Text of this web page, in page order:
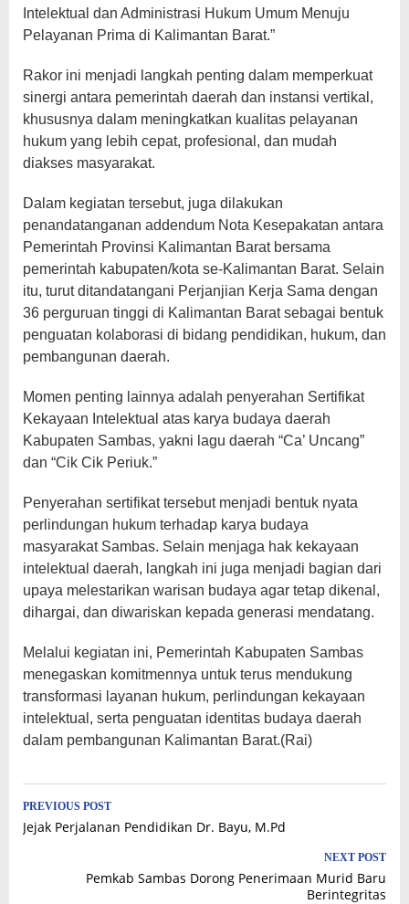
Intelektual dan Administrasi Hukum Umum Menuju
Pelayanan Prima di Kalimantan Barat.”
Rakor ini menjadi langkah penting dalam memperkuat
sinergi antara pemerintah daerah dan instansi vertikal,
khususnya dalam meningkatkan kualitas pelayanan
hukum yang lebih cepat, profesional, dan mudah
diakses masyarakat.
Dalam kegiatan tersebut, juga dilakukan
penandatanganan addendum Nota Kesepakatan antara
Pemerintah Provinsi Kalimantan Barat bersama
pemerintah kabupaten/kota se-Kalimantan Barat. Selain
itu, turut ditandatangani Perjanjian Kerja Sama dengan
36 perguruan tinggi di Kalimantan Barat sebagai bentuk
penguatan kolaborasi di bidang pendidikan, hukum, dan
pembangunan daerah.
Momen penting lainnya adalah penyerahan Sertifikat
Kekayaan Intelektual atas karya budaya daerah
Kabupaten Sambas, yakni lagu daerah “Ca’ Uncang”
dan “Cik Cik Periuk.”
Penyerahan sertifikat tersebut menjadi bentuk nyata
perlindungan hukum terhadap karya budaya
masyarakat Sambas. Selain menjaga hak kekayaan
intelektual daerah, langkah ini juga menjadi bagian dari
upaya melestarikan warisan budaya agar tetap dikenal,
dihargai, dan diwariskan kepada generasi mendatang.
Melalui kegiatan ini, Pemerintah Kabupaten Sambas
menegaskan komitmennya untuk terus mendukung
transformasi layanan hukum, perlindungan kekayaan
intelektual, serta penguatan identitas budaya daerah
dalam pembangunan Kalimantan Barat.(Rai)
Post
navigation
PREVIOUS POST
Jejak Perjalanan Pendidikan Dr. Bayu, M.Pd
NEXT POST
Pemkab Sambas Dorong Penerimaan Murid Baru
Berintegritas